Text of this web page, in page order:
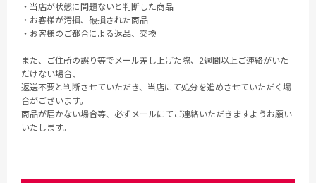
・当店が状態に問題ないと判断した商品
・お客様が汚損、破損された商品
・お客様のご都合による返品、交換
また、ご住所の誤り等でメール差し上げた際、2週間以上ご連絡がいた
だけない場合、
返送不要と判断させていただき、当店にて処分を進めさせていただく場
合がございます。
商品が届かない場合等、必ずメールにてご連絡いただきますようお願い
いたします。